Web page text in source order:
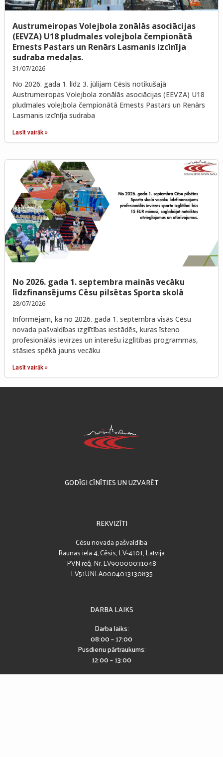
Austrumeiropas Volejbola zonālās asociācijas
(EEVZA) U18 pludmales volejbola čempionātā
Ernests Pastars un Renārs Lasmanis izcīnīja
sudraba medaļas.
31/07/2026
No 2026. gada 1. līdz 3. jūlijam Cēsīs notikušajā
Austrumeiropas Volejbola zonālās asociācijas (EEVZA) U18
pludmales volejbola čempionātā Ernests Pastars un Renārs
Lasmanis izcīnīja sudraba
Lasīt vairāk »
No 2026. gada 1. septembra mainās vecāku
līdzfinansējums Cēsu pilsētas Sporta skolā
28/07/2026
Informējam, ka no 2026. gada 1. septembra visās Cēsu
novada pašvaldības izglītības iestādēs, kuras īsteno
profesionālās ievirzes un interešu izglītības programmas,
stāsies spēkā jauns vecāku
Lasīt vairāk »
GODĪGI CĪNĪTIES UN UZVARĒT
REKVIZĪTI
Cēsu novada pašvaldība
Raunas iela 4, Cēsis, LV-4101, Latvija
PVN reģ. Nr. LV90000031048
LV51UNLA0004013130835
DARBA LAIKS
Darba laiks:
08:00 – 17:00
Pusdienu pārtraukums:
12:00 – 13:00